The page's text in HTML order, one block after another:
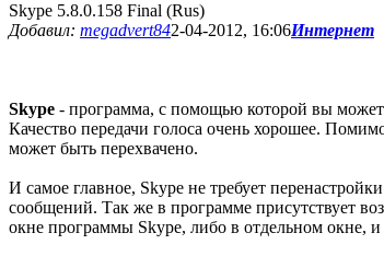
Skype 5.8.0.158 Final (Rus)
Добавил: megadvert842-04-2012, 16:06Интернет
Skype - программа, с помощью которой вы
Качество передачи голоса очень хорошее.
может быть перехвачено.
И самое главное, Skype не требует
сообщений. Так же в программе присутствует
окне программы Skype, либо в отдельном окне,